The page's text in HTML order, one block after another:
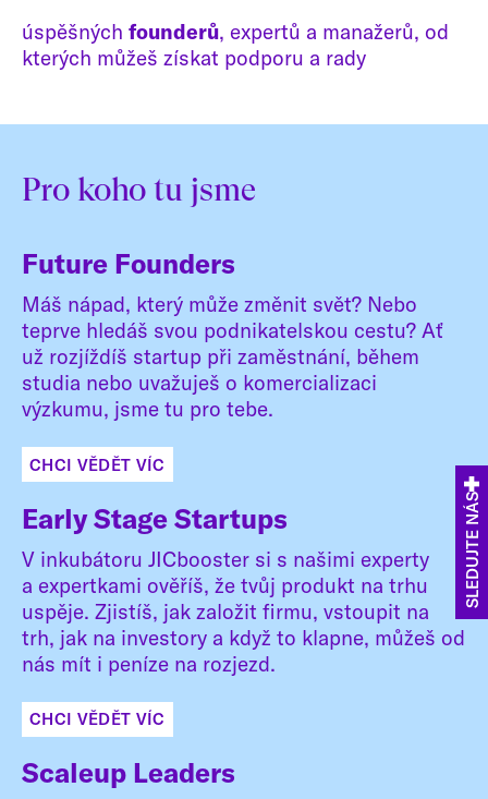
úspěšných founderů, expertů a manažerů, od
kterých můžeš získat podporu a rady
Pro koho tu jsme
Future Founders
Máš nápad, který může změnit svět? Nebo
teprve hledáš svou podnikatelskou cestu? Ať
už rozjíždíš startup při zaměstnání, během
studia nebo uvažuješ o komercializaci
výzkumu, jsme tu pro tebe.
CHCI VĚDĚT VÍC
Early Stage Startups
V inkubátoru JICbooster si s našimi experty
a expertkami ověříš, že tvůj produkt na trhu
uspěje. Zjistíš, jak založit firmu, vstoupit na
trh, jak na investory a když to klapne, můžeš od
nás mít i peníze na rozjezd.
CHCI VĚDĚT VÍC
Scaleup Leaders
SLEDUJTE NÁS